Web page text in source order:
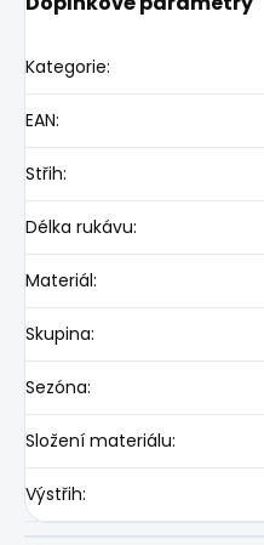
Kategorie:
EAN:
Střih:
Délka rukávu:
Materiál:
Skupina:
Sezóna:
Složení materiálu:
Výstřih: